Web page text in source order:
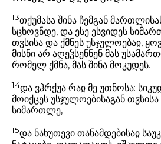
13თქუმასა შინა ჩემგან
სცხოვნდე, და ესე ესვიდეს
თჳსისა და ქმნეს უსჯულოებაჲ,
მისნი არ აღეჴსენნენ მას
რომელ ქმნა, მას შინა მოკუდეს.
14და ვჰრქუა რაჲ მე უთნოსა:
მოიქცეს უსჯულოებისაგან
სიმართლე,
15და ნახუთევი თანამდებისაჲ